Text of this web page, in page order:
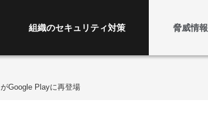
組織のセキュリティ対策 脅威情報
Google Playに再登場